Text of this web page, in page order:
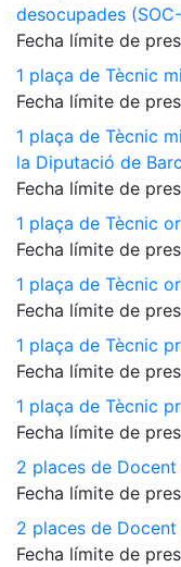
desocupades
Fecha límite de
1 plaça de Tècnic
Fecha límite de
1 plaça de Tècnic
la Diputació de
Fecha límite de
1 plaça de Tècnic
Fecha límite de
1 plaça de Tècnic
Fecha límite de
1 plaça de Tècnic
Fecha límite de
1 plaça de Tècnic
Fecha límite de
2 places de
Fecha límite de
2 places de
Fecha límite de